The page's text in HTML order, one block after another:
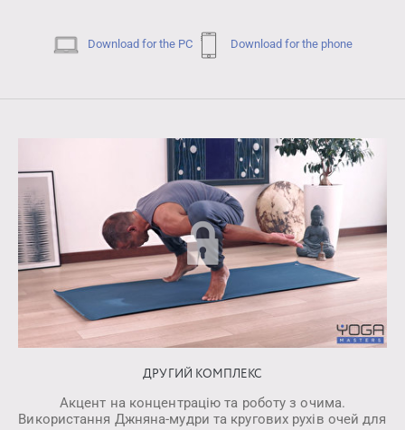
Download for the PC Download for the phone
ДРУГИЙ КОМПЛЕКС
Акцент на концентрацію та роботу з очима.
Використання Джняна-мудри та кругових рухів очей для